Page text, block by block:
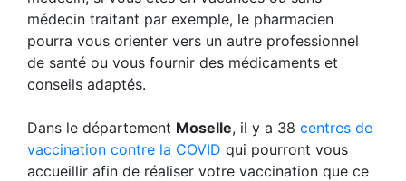
médecin traitant par exemple, le pharmacien
pourra vous orienter vers un autre professionnel
de santé ou vous fournir des médicaments et
conseils adaptés.
Dans le département Moselle, il y a 38 centres de
vaccination contre la COVID qui pourront vous
accueillir afin de réaliser votre vaccination que ce